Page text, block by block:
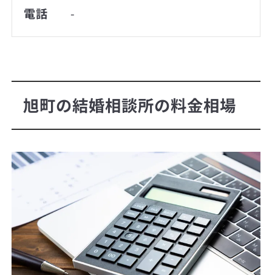
電話
-
旭町の結婚相談所の料金相場